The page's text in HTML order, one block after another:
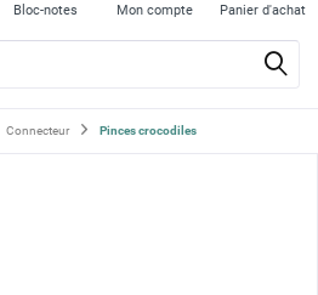
Panier d'achat
Bloc-notes Mon compte
Connecteur Pinces crocodiles
menu
menu